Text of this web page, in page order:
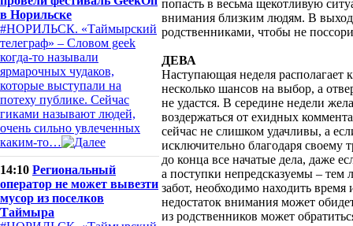
в Норильске
#НОРИЛЬСК. «Таймырский
телеграф» – Словом geek
когда-то называли
ярмарочных чудаков,
которые выступали на
потеху публике. Сейчас
гиками называют людей,
очень сильно увлеченных
каким-то…
14:10 Региональный
оператор не может вывезти
мусор из поселков
Таймыра
попасть в весьма щекотливую
внимания близким людям. В
родственниками, чтобы не
ДЕВА
Наступающая неделя
несколько шансов на выбор, а
не удастся. В середине недели
воздержаться от ехидных
сейчас не слишком удачливы, а
исключительно благодаря
до конца все начатые дела, даже
а поступки непредсказуемы –
забот, необходимо находить
недостаток внимания может
из родственников может